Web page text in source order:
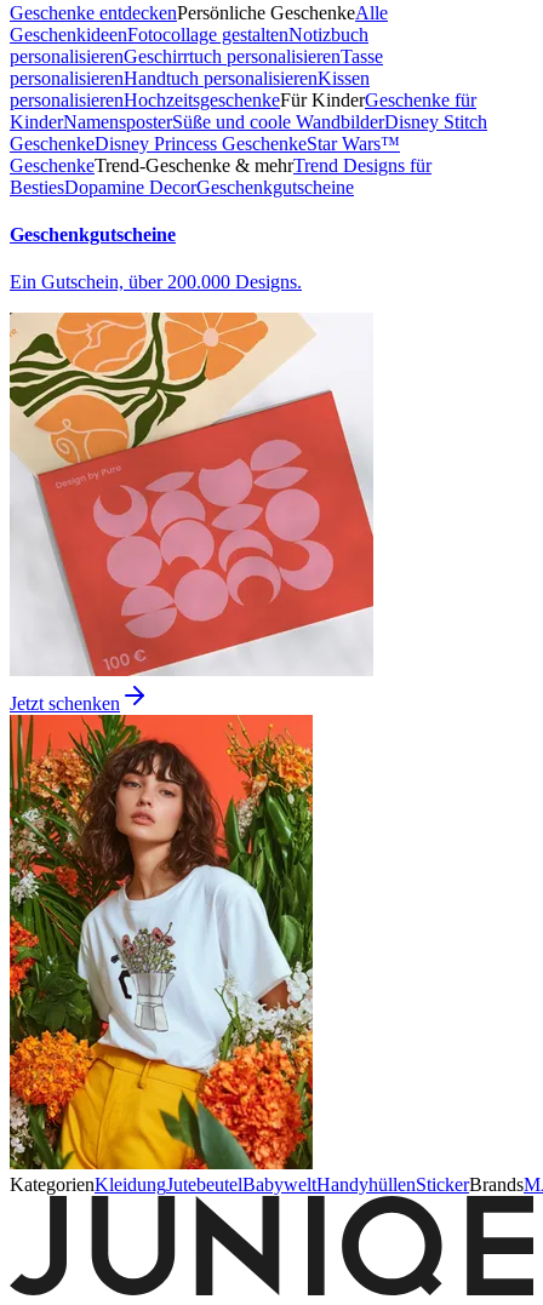
Geschenke entdeckenPersönliche GeschenkeAlle
GeschenkideenFotocollage gestaltenNotizbuch
personalisierenGeschirrtuch personalisierenTasse
personalisierenHandtuch personalisierenKissen
personalisierenHochzeitsgeschenkeFür KinderGeschenke für
KinderNamensposterSüße und coole WandbilderDisney Stitch
GeschenkeDisney Princess GeschenkeStar Wars™
GeschenkeTrend-Geschenke & mehrTrend Designs für
BestiesDopamine DecorGeschenkgutscheine
Geschenkgutscheine
Ein Gutschein, über 200.000 Designs.
Jetzt schenken
KategorienKleidungJutebeutelBabyweltHandyhüllenStickerBrands